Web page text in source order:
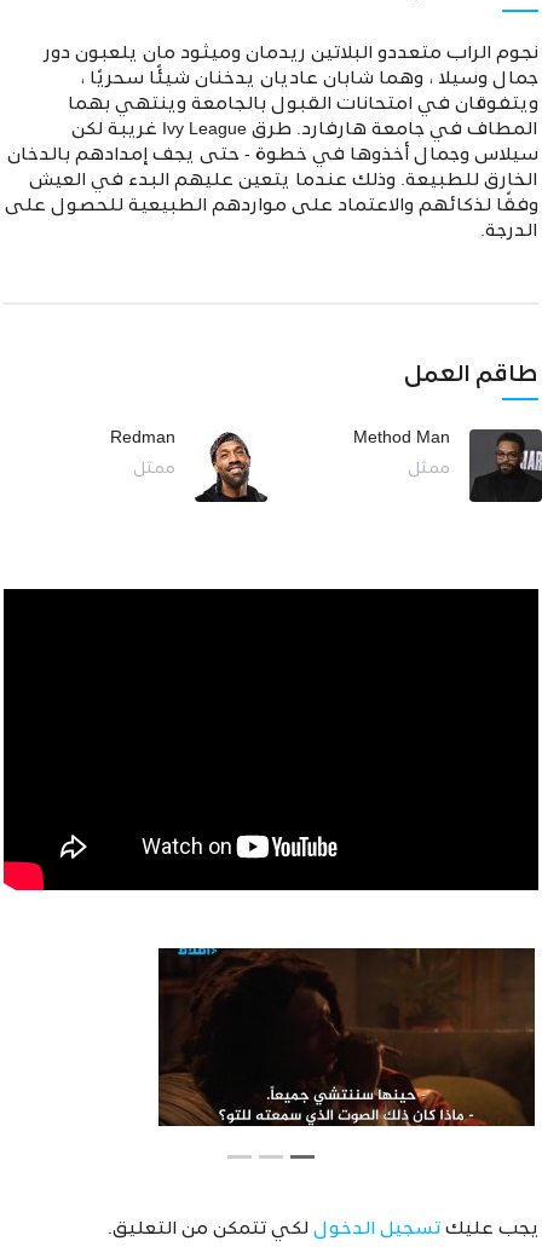
نجوم الراب متعددو البلاتين ريدمان وميثود مان يلعبون دور
جمال وسيلا ، وهما شابان عاديان يدخنان شيئًا سحريًا ،
ويتفوقان في امتحانات القبول بالجامعة وينتهي بهما
المطاف في جامعة هارفارد. طرق Ivy League غريبة لكن
سيلاس وجمال أخذوها في خطوة - حتى يجف إمدادهم بالدخان
الخارق للطبيعة. وذلك عندما يتعين عليهم البدء في العيش
وفقًا لذكائهم والاعتماد على مواردهم الطبيعية للحصول على
الدرجة.
طاقم العمل
Method Man
ممثل
Redman
ممثل
يجب عليك تسجيل الدخول لكي تتمكن من التعليق.